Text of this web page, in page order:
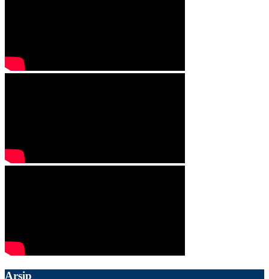
Arsip